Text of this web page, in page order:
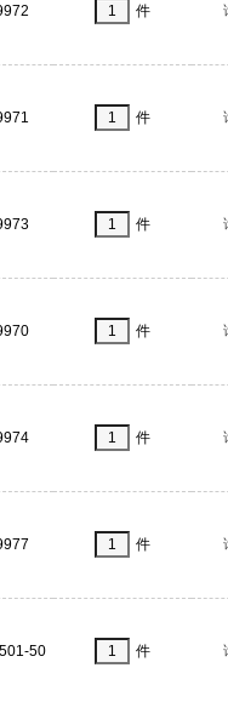
件
件
件
件
件
件
50 件